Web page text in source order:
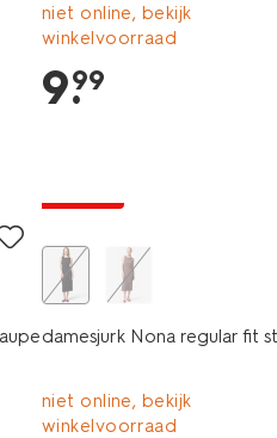
niet online, bekijk
winkelvoorraad
9.
99
damesjurk Nona regular fit
niet online, bekijk
winkelvoorraad